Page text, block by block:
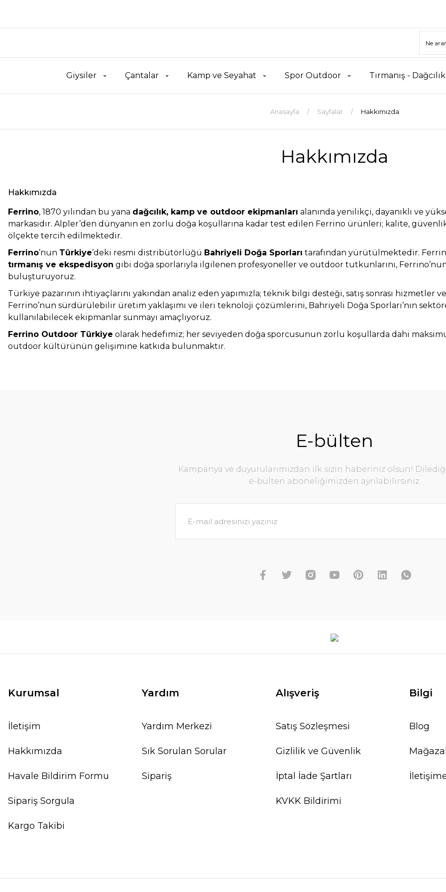
Giysiler Çantalar Kamp ve Seyahat Spor Outdoor Tırmanış -
Anasayfa Sayfalar Hakkımızda
Hakkımızda
Hakkımızda
Ferrino, 1870 yılından bu yana dağcılık, kamp ve outdoor ekipmanları alanında yenilikçi, dayanıklı ve
markasıdır. Alpler’den dünyanın en zorlu doğa koşullarına kadar test edilen Ferrino ürünleri; kalite,
ölçekte tercih edilmektedir.
Ferrino’nun Türkiye’deki resmi distribütörlüğü Bahriyeli Doğa Sporları tarafından yürütülmektedir.
tırmanış ve ekspedisyon gibi doğa sporlarıyla ilgilenen profesyoneller ve outdoor tutkunlarını,
buluşturuyoruz.
Türkiye pazarının ihtiyaçlarını yakından analiz eden yapımızla; teknik bilgi desteği, satış sonrası
Ferrino’nun sürdürülebilir üretim yaklaşımı ve ileri teknoloji çözümlerini, Bahriyeli Doğa Sporları’nın
kullanılabilecek ekipmanlar sunmayı amaçlıyoruz.
Ferrino Outdoor Türkiye olarak hedefimiz; her seviyeden doğa sporcusunun zorlu koşullarda dahi
outdoor kültürünün gelişimine katkıda bulunmaktır.
E-bülten
Kampanya ve duyurularımızdan ilk sizin haberiniz olsun!
e-bülten aboneliğimizden ayrılabilirsiniz.
Kurumsal
İletişim
Hakkımızda
Havale Bildirim Formu
Sipariş Sorgula
Kargo Takibi
Yardım
Yardım Merkezi
Sık Sorulan Sorular
Sipariş
Alışveriş
Satış Sözleşmesi
Gizlilik ve Güvenlik
İptal İade Şartları
KVKK Bildirimi
Bilgi
Blog